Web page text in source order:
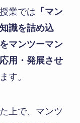
業では 「マン
識を詰め込
マンツーマン
用・発展させ
す。
上で、マンツ